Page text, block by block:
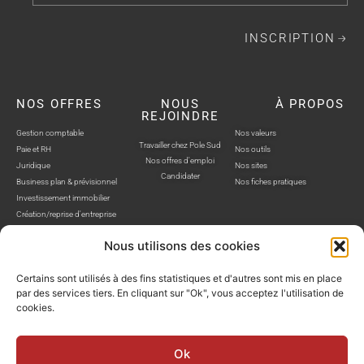
Nous utilisons des cookies
Certains sont utilisés à des fins statistiques et d'autres sont mis en place
par des services tiers. En cliquant sur "Ok", vous acceptez l'utilisation de
cookies.
Ok
INSCRIPTION
NOS OFFRES
Gestion comptable
Paie et RH
Juridique
Business plan & prévisionnel
Investissement immobilier
Création/reprise d'entreprise
NOUS
REJOINDRE
Travailler chez Pole Sud
Nos offres d'emploi
Candidater
À PROPOS
Nos valeurs
Nos outils
Nos sites
Nos fiches pratiques
POLE SUD, TOUS DROITS RÉSERVÉS © SITE WEB RÉALISÉ PAR AUSTRA
Politique de confidentialitéMentions légalesGestion cookies